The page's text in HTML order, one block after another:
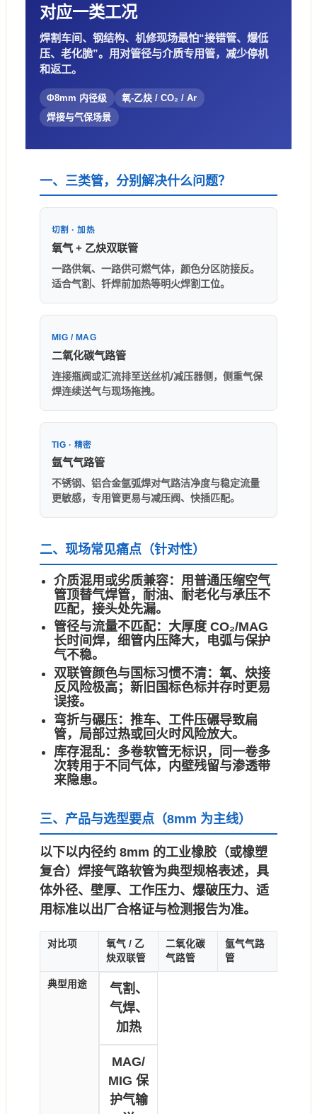
对应一类工况
焊割车间、钢结构、机修现场最怕“接错管、爆低
压、老化脆”。用对管径与介质专用管，减少停机
和返工。
Φ8mm 内径级
氧-乙炔 / CO₂ / Ar
焊接与气保场景
一、三类管，分别解决什么问题？
切割 · 加热
氧气 + 乙炔双联管
一路供氧、一路供可燃气体，颜色分区防接反。
适合气割、钎焊前加热等明火焊割工位。
MIG / MAG
二氧化碳气路管
连接瓶阀或汇流排至送丝机/减压器侧，侧重气保
焊连续送气与现场拖拽。
TIG · 精密
氩气气路管
不锈钢、铝合金氩弧焊对气路洁净度与稳定流量
更敏感，专用管更易与减压阀、快插匹配。
二、现场常见痛点（针对性）
介质混用或劣质兼容： 用普通压缩空气
管顶替气焊管，耐油、耐老化与承压不
匹配，接头处先漏。
管径与流量不匹配： 大厚度 CO₂/MAG
长时间焊，细管内压降大，电弧与保护
气不稳。
双联管颜色与国标习惯不清： 氧、炔接
反风险极高；新旧国标色标并存时更易
误接。
弯折与碾压： 推车、工件压碾导致扁
管，局部过热或回火时风险放大。
库存混乱： 多卷软管无标识，同一卷多
次转用于不同气体，内壁残留与渗透带
来隐患。
三、产品与选型要点（8mm 为主线）
以下以内径约 8mm 的工业橡胶（或橡塑
复合）焊接气路软管为典型规格表述，具
体外径、壁厚、工作压力、爆破压力、适
用标准以出厂合格证与检测报告为准。
对比项
氧气 / 乙
炔双联管
二氧化碳
气路管
氩气气路
管
典型用途
气割、
气焊、
加热
MAG/
MIG 保
护气输